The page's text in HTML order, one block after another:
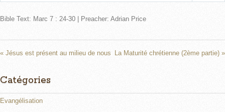
a
t
i
n
Bible Text: Marc 7 : 24-30 | Preacher: Adrian Price
« Jésus est présent au milieu de nous La Maturité chrétienne (2ème partie) »
Catégories
Evangélisation